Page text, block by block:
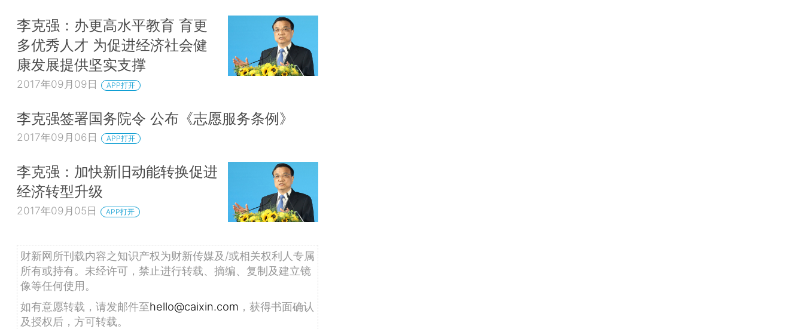
李克强：办更高水平教育 育更
多优秀人才 为促进经济社会健
康发展提供坚实支撑
2017年09月09日 APP打开
李克强签署国务院令 公布《志愿服务条例》
2017年09月06日 APP打开
李克强：加快新旧动能转换促进
经济转型升级
2017年09月05日 APP打开
财新网所刊载内容之知识产权为财新传媒及/或相关权利人专属
所有或持有。未经许可，禁止进行转载、摘编、复制及建立镜
像等任何使用。
如有意愿转载，请发邮件至hello@caixin.com ，获得书面确认
及授权后，方可转载。